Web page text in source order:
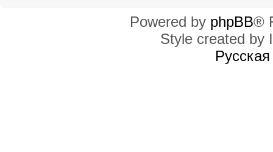
Powered by phpBB®
Style created by